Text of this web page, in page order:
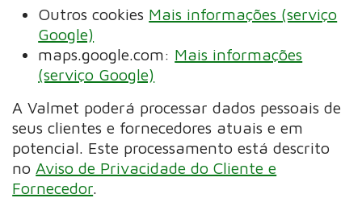
Outros cookies Mais informações (serviço
Google)
maps.google.com: Mais informações
(serviço Google)
A Valmet poderá processar dados pessoais de
seus clientes e fornecedores atuais e em
potencial. Este processamento está descrito
no Aviso de Privacidade do Cliente e
Fornecedor.